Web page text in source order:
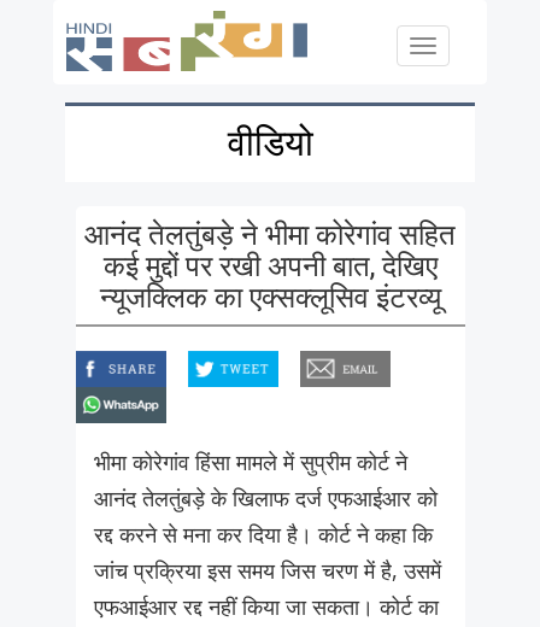
Toggle
वीडियो
आनंद तेलतुंबड़े ने भीमा कोरेगांव सहित
कई मुद्दों पर रखी अपनी बात, देखिए
न्यूजक्लिक का एक्सक्लूसिव इंटरव्यू
भीमा कोरेगांव हिंसा मामले में सुप्रीम कोर्ट ने
आनंद तेलतुंबड़े के खिलाफ दर्ज एफआईआर को
रद्द करने से मना कर दिया है। कोर्ट ने कहा कि
जांच प्रक्रिया इस समय जिस चरण में है, उसमें
एफआईआर रद्द नहीं किया जा सकता। कोर्ट का